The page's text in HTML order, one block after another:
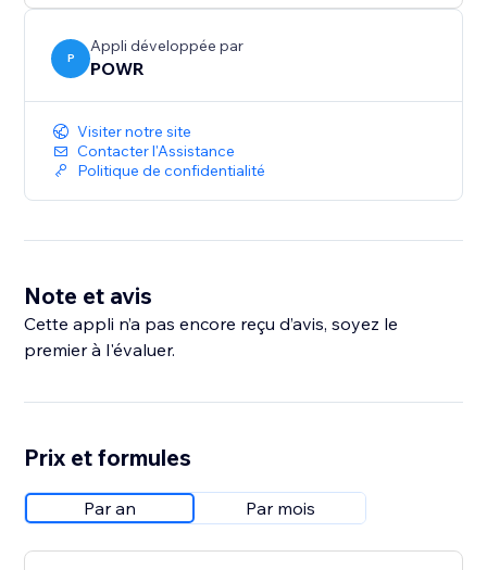
P
Appli développée par
POWR
Visiter notre site
Contacter l'Assistance
Politique de confidentialité
Note et avis
Cette appli n’a pas encore reçu d’avis, soyez le
premier à l'évaluer.
Prix et formules
Par an Par mois